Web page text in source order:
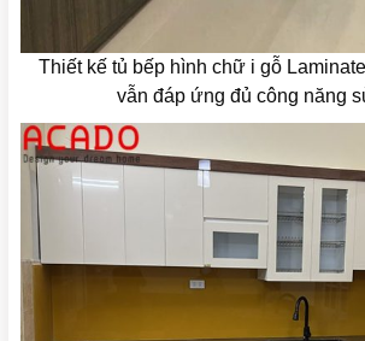
Thiết kế tủ bếp hình chữ i gỗ
vẫn đáp ứng đủ công năng